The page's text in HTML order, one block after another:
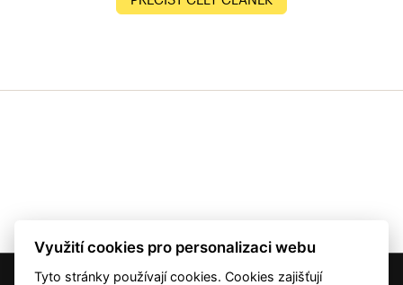
© 2001 — 2026 Copyright CMI News a dodavatelé obsahu. |
Využití cookies pro personalizaci webu
Tyto stránky používají cookies. Cookies zajišťují